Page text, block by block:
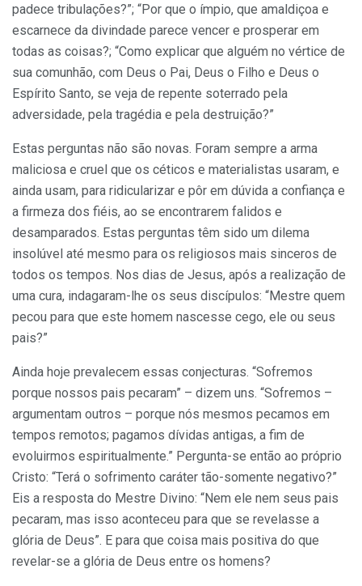
padece tribulações?”; “Por que o ímpio, que amaldiçoa e
escarnece da divindade parece vencer e prosperar em
todas as coisas?; “Como explicar que alguém no vértice de
sua comunhão, com Deus o Pai, Deus o Filho e Deus o
Espírito Santo, se veja de repente soterrado pela
adversidade, pela tragédia e pela destruição?”
Estas perguntas não são novas. Foram sempre a arma
maliciosa e cruel que os céticos e materialistas usaram, e
ainda usam, para ridicularizar e pôr em dúvida a confiança e
a firmeza dos fiéis, ao se encontrarem falidos e
desamparados. Estas perguntas têm sido um dilema
insolúvel até mesmo para os religiosos mais sinceros de
todos os tempos. Nos dias de Jesus, após a realização de
uma cura, indagaram-lhe os seus discípulos: “Mestre quem
pecou para que este homem nascesse cego, ele ou seus
pais?”
Ainda hoje prevalecem essas conjecturas. “Sofremos
porque nossos pais pecaram” – dizem uns. “Sofremos –
argumentam outros – porque nós mesmos pecamos em
tempos remotos; pagamos dívidas antigas, a fim de
evoluirmos espiritualmente.” Pergunta-se então ao próprio
Cristo: “Terá o sofrimento caráter tão-somente negativo?”
Eis a resposta do Mestre Divino: “Nem ele nem seus pais
pecaram, mas isso aconteceu para que se revelasse a
glória de Deus”. E para que coisa mais positiva do que
revelar-se a glória de Deus entre os homens?